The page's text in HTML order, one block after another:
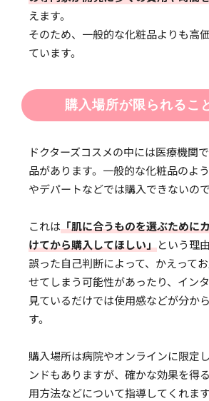
えます。
そのため、一般的な化粧品よりも高
ています。
購入場所が限られるこ
ドクターズコスメの中には医療機関
品があります。一般的な化粧品のよ
やデパートなどでは購入できないの
これは「肌に合うものを選ぶために
けてから購入してほしい」という理
誤った自己判断によって、かえって
せてしまう可能性があったり、イン
見ているだけでは使用感などが分か
す。
購入場所は病院やオンラインに限定
ンドもありますが、確かな効果を得
用方法などについて指導してくれます